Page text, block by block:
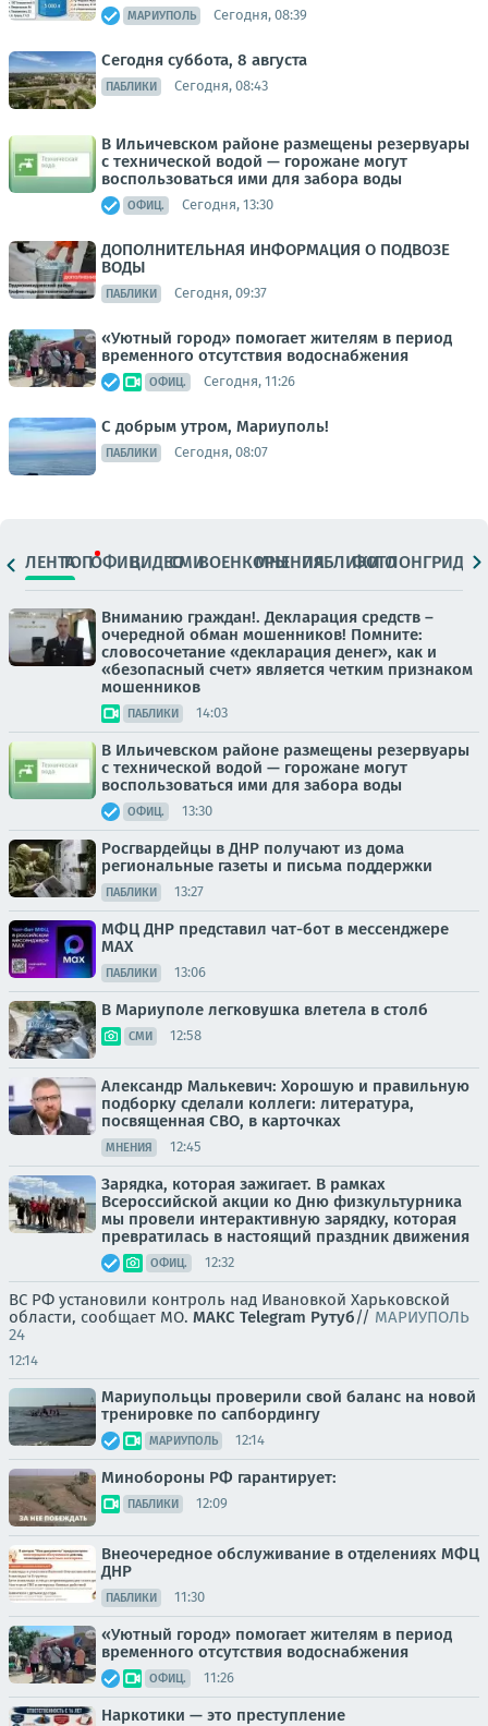
МАРИУПОЛЬ Сегодня, 08:39
Сегодня суббота, 8 августа
ПАБЛИКИ Сегодня, 08:43
В Ильичевском районе размещены резервуары
с технической водой — горожане могут
воспользоваться ими для забора воды
ОФИЦ. Сегодня, 13:30
ДОПОЛНИТЕЛЬНАЯ ИНФОРМАЦИЯ О ПОДВОЗЕ
ВОДЫ
ПАБЛИКИ Сегодня, 09:37
«Уютный город» помогает жителям в период
временного отсутствия водоснабжения
ОФИЦ. Сегодня, 11:26
С добрым утром, Мариуполь!
ПАБЛИКИ Сегодня, 08:07
ЛЕНТАТОПОФИЦ.ВИДЕОСМИВОЕНКОРЫМНЕНИЯПАБЛИКИ
ФОТОЛОНГРИДЫ
Вниманию граждан!. Декларация средств –
очередной обман мошенников! Помните:
словосочетание «декларация денег», как и
«безопасный счет» является четким признаком
мошенников
ПАБЛИКИ 14:03
В Ильичевском районе размещены резервуары
с технической водой — горожане могут
воспользоваться ими для забора воды
ОФИЦ. 13:30
Росгвардейцы в ДНР получают из дома
региональные газеты и письма поддержки
ПАБЛИКИ 13:27
МФЦ ДНР представил чат-бот в мессенджере
MAX
ПАБЛИКИ 13:06
В Мариуполе легковушка влетела в столб
СМИ 12:58
Александр Малькевич: Хорошую и правильную
подборку сделали коллеги: литература,
посвященная СВО, в карточках
МНЕНИЯ 12:45
Зарядка, которая зажигает. В рамках
Всероссийской акции ко Дню физкультурника
мы провели интерактивную зарядку, которая
превратилась в настоящий праздник движения
ОФИЦ. 12:32
ВС РФ установили контроль над Ивановкой Харьковской
области, сообщает МО. МАКС Telegram Рутуб// МАРИУПОЛЬ
24
12:14
Мариупольцы проверили свой баланс на новой
тренировке по сапбордингу
МАРИУПОЛЬ 12:14
Минобороны РФ гарантирует:
ПАБЛИКИ 12:09
Внеочередное обслуживание в отделениях МФЦ
ДНР
ПАБЛИКИ 11:30
«Уютный город» помогает жителям в период
временного отсутствия водоснабжения
ОФИЦ. 11:26
Наркотики — это преступление